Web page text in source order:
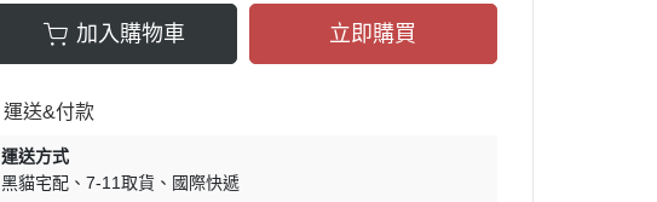
加入購物車 立即購買
運送&付款
運送方式
黑貓宅配
7-11取貨
國際快遞